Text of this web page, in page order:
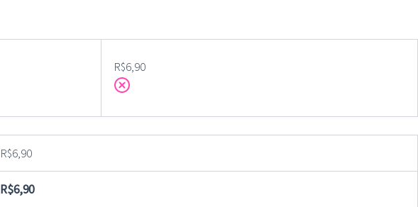
R$6,90
R$6,90
R$6,90